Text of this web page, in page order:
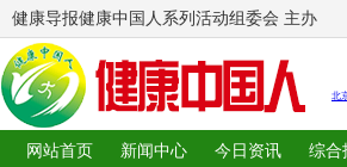
健康导报健康中国人系列活动组委会 主办
网站首页 新闻中心 今日资讯 综合